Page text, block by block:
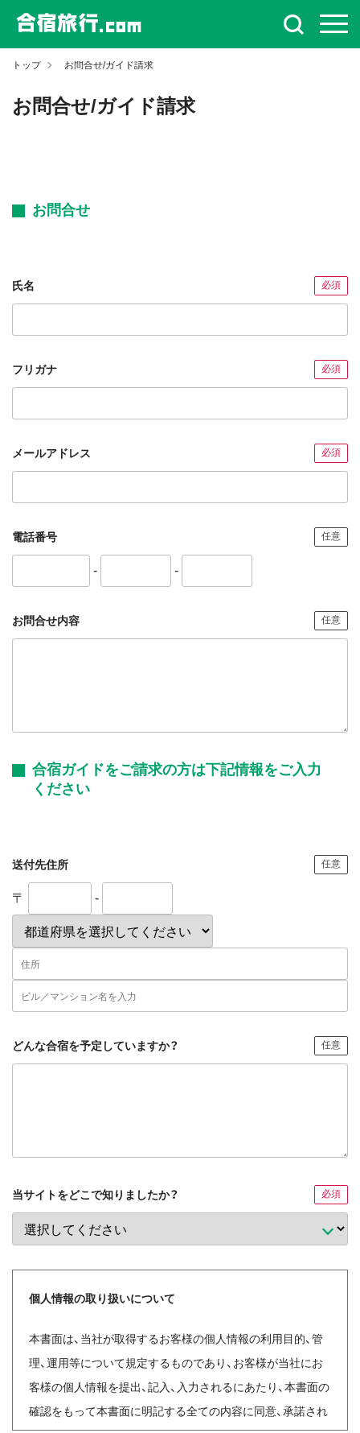
トップ お問合せ/ガイド請求
お問合せ/ガイド請求
お問合せ
氏名 必須
フリガナ 必須
メールアドレス 必須
電話番号 任意
- -
お問合せ内容 任意
合宿ガイドをご請求の方は下記情報をご入力
ください
送付先住所 任意
〒 -
どんな合宿を予定していますか？ 任意
当サイトをどこで知りましたか？ 必須
個人情報の取り扱いについて
本書面は、当社が取得するお客様の個人情報の利用目的、管
理、運用等について規定するものであり、お客様が当社にお
客様の個人情報を提出、記入、入力されるにあたり、本書面の
確認をもって本書面に明記する全ての内容に同意、承諾され